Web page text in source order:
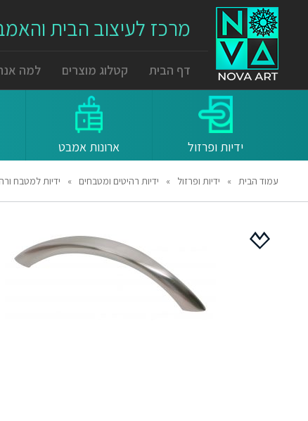
מרכז לעיצוב הבית
דף הבית קטלוג מוצרים למה
ידיות ופרזול ארונות אמבט
עמוד הבית » ידיות ופרזול » ידיות רהיטים ומטבחים » ידיות למטבח ורהיטים 1045 מרחק ברגים 96 מ"מ